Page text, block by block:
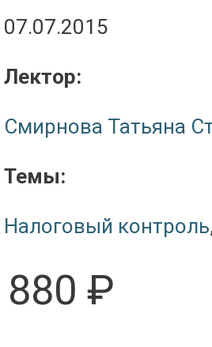
07.07.2015
Лектор:
Смирнова Татьяна
Темы:
Налоговый контроль
880 ₽